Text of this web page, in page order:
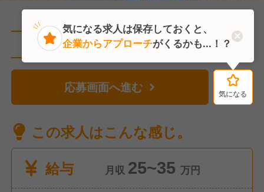
直近4人がこの求人を検討中
応募画面へ進む 気になる
この求人はこんな感じ。
給与
月収 25~35 万円
気になる
気になる求人は保存しておくと、
企業からアプローチがくるかも...！？